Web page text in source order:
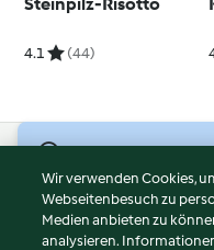
4.1 (44)
Nutzungsbedingungen
Datenschutzrichtlinien
Wir verwenden Cookies,
Webseitenbesuch zu
Medien anbieten zu
analysieren.